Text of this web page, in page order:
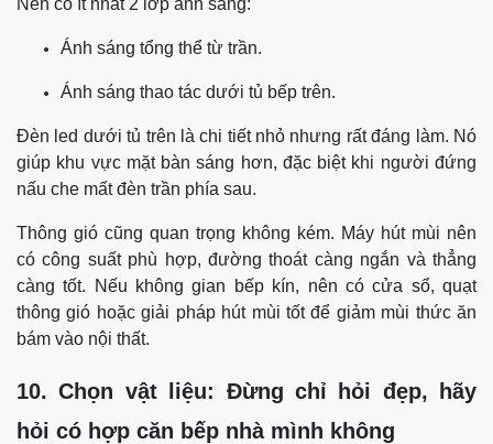
Ánh sáng tổng thể từ trần.
Ánh sáng thao tác dưới tủ bếp trên.
Đèn led dưới tủ trên là chi tiết nhỏ nhưng rất đáng làm. Nó
giúp khu vực mặt bàn sáng hơn, đặc biệt khi người đứng
nấu che mất đèn trần phía sau.
Thông gió cũng quan trọng không kém. Máy hút mùi nên
có công suất phù hợp, đường thoát càng ngắn và thẳng
càng tốt. Nếu không gian bếp kín, nên có cửa sổ, quạt
thông gió hoặc giải pháp hút mùi tốt để giảm mùi thức ăn
bám vào nội thất.
10. Chọn vật liệu: Đừng chỉ hỏi đẹp, hãy
hỏi có hợp căn bếp nhà mình không